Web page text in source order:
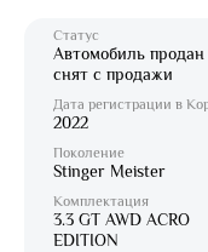
Статус
Автомобиль
снят с продажи
Дата регистрации в
2022
Поколение
Stinger Meister
Комплектация
3.3 GT AWD ACRO
EDITION